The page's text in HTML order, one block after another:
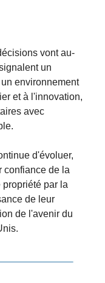
vont au-
un
environnement
et à l'innovation,
avec
d'évoluer,
confiance de la
par la
de leur
de l'avenir du